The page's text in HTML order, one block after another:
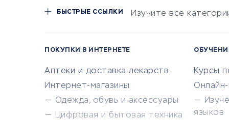
БЫСТРЫЕ ССЫЛКИ Изучите все
ПОКУПКИ В ИНТЕРНЕТЕ
Аптеки и доставка лекарств
Интернет-магазины
Одежда, обувь и аксессуары
Цифровая и бытовая техника
Курсы
языков